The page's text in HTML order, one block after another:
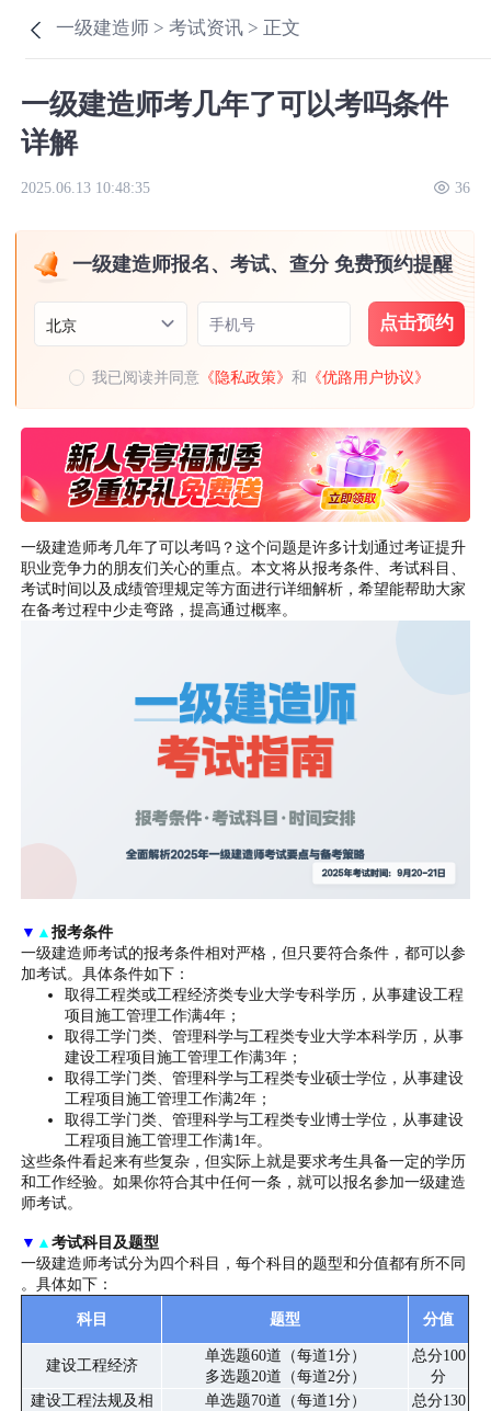
一级建造师 >考试资讯 > 正文
一级建造师考几年了可以考吗条件
详解
2025.06.13 10:48:35 36
一级建造师报名、考试、查分 免费预约提醒
北京 手机号 点击预约
我已阅读并同意 《隐私政策》和 《优路用户协议》
一级建造师考几年了可以考吗？这个问题是许多计划通过考证提升
职业竞争力的朋友们关心的重点。本文将从报考条件、考试科目、
考试时间以及成绩管理规定等方面进行详细解析，希望能帮助大家
在备考过程中少走弯路，提高通过概率。
▼ ▲报考条件
一级建造师考试的报考条件相对严格，但只要符合条件，都可以参
加考试。具体条件如下：
取得工程类或工程经济类专业大学专科学历，从事建设工程
项目施工管理工作满4年；
取得工学门类、管理科学与工程类专业大学本科学历，从事
建设工程项目施工管理工作满3年；
取得工学门类、管理科学与工程类专业硕士学位，从事建设
工程项目施工管理工作满2年；
取得工学门类、管理科学与工程类专业博士学位，从事建设
工程项目施工管理工作满1年。
这些条件看起来有些复杂，但实际上就是要求考生具备一定的学历
和工作经验。如果你符合其中任何一条，就可以报名参加一级建造
师考试。
▼ ▲考试科目及题型
一级建造师考试分为四个科目，每个科目的题型和分值都有所不同
。具体如下：
科目
题型 分值
建设工程经济
单选题60道（每道1分）
多选题20道（每道2分）
总分100
分
建设工程法规及相
单选题70道（每道1分）
总分130